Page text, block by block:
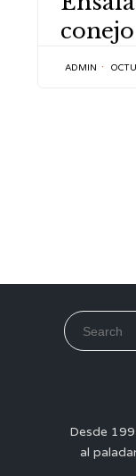
ADMIN
Search for:
Desde
al